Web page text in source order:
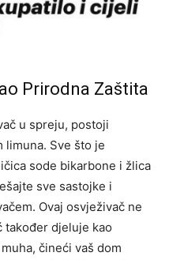
Prirodna Zaštita
u spreju, postoji
limuna. Sve što je
sode bikarbone i žlica
sve sastojke i
Ovaj osvježivač ne
također djeluje kao
čineći vaš dom